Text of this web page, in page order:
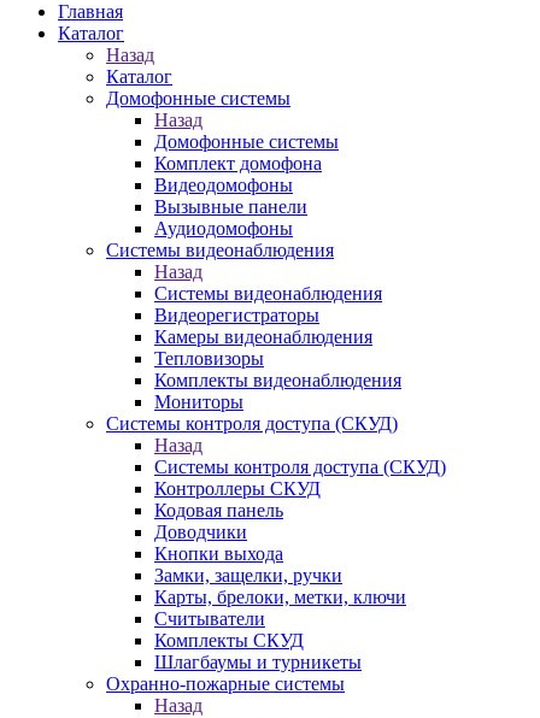
Главная
Каталог
Назад
Каталог
Домофонные системы
Назад
Домофонные системы
Комплект домофона
Видеодомофоны
Вызывные панели
Аудиодомофоны
Системы видеонаблюдения
Назад
Системы видеонаблюдения
Видеорегистраторы
Камеры видеонаблюдения
Тепловизоры
Комплекты видеонаблюдения
Мониторы
Системы контроля доступа (СКУД)
Назад
Системы контроля доступа (СКУД)
Контроллеры СКУД
Кодовая панель
Доводчики
Кнопки выхода
Замки, защелки, ручки
Карты, брелоки, метки, ключи
Считыватели
Комплекты СКУД
Шлагбаумы и турникеты
Охранно-пожарные системы
Назад